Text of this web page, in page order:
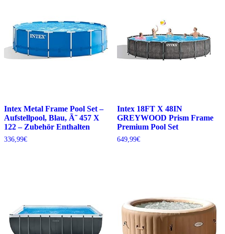
Intex Metal Frame Pool Set –
Aufstellpool, Blau, Ã˜ 457 X
122 – Zubehör Enthalten
336,99€
Intex 18FT X 48IN
GREYWOOD Prism Frame
Premium Pool Set
649,99€